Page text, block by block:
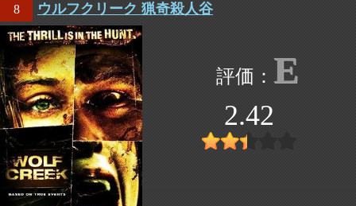
8 ウルフクリーク 猟奇殺人谷
E
2.42